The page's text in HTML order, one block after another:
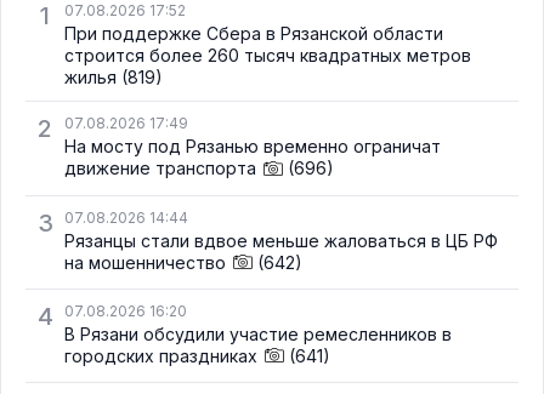
1
07.08.2026 17:52
При поддержке Сбера в Рязанской области
строится более 260 тысяч квадратных метров
жилья (819)
2 07.08.2026 17:49
На мосту под Рязанью временно ограничат
движение транспорта
(696)
3 07.08.2026 14:44
Рязанцы стали вдвое меньше жаловаться в ЦБ РФ
на мошенничество
(642)
4 07.08.2026 16:20
В Рязани обсудили участие ремесленников в
городских праздниках
(641)